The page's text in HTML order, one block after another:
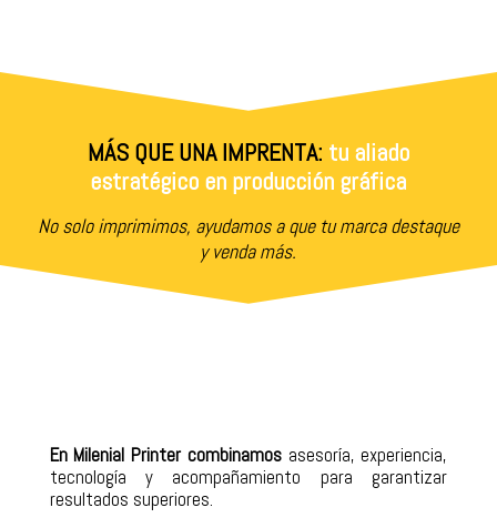
MÁS QUE UNA IMPRENTA: tu aliado
estratégico en producción gráfica
No solo imprimimos, ayudamos a que tu marca destaque
y venda más.
En Milenial Printer combinamosasesoría, experiencia,
tecnología y acompañamiento para garantizar
resultados superiores.